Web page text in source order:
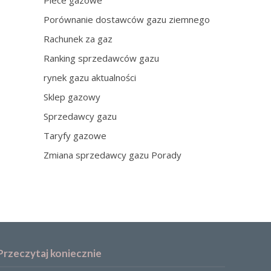
Porównanie dostawców gazu ziemnego
Rachunek za gaz
Ranking sprzedawców gazu
rynek gazu aktualności
Sklep gazowy
Sprzedawcy gazu
Taryfy gazowe
Zmiana sprzedawcy gazu Porady
koniecznie